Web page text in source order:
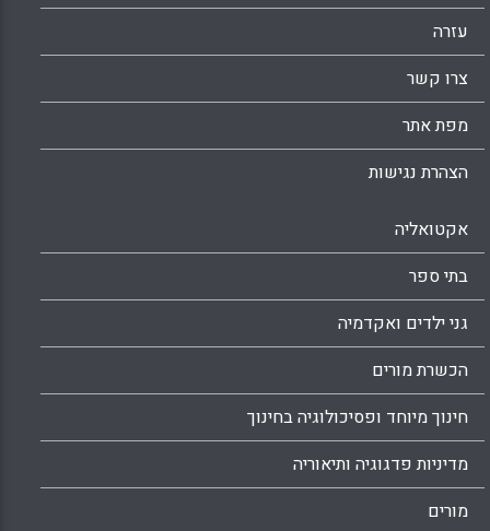
עזרה
צרו קשר
מפת אתר
הצהרת נגישות
אקטואליה
בתי ספר
גני ילדים ואקדמיה
הכשרת מורים
חינוך מיוחד ופסיכולוגיה בחינוך
מדיניות פדגוגיה ותיאוריה
מורים